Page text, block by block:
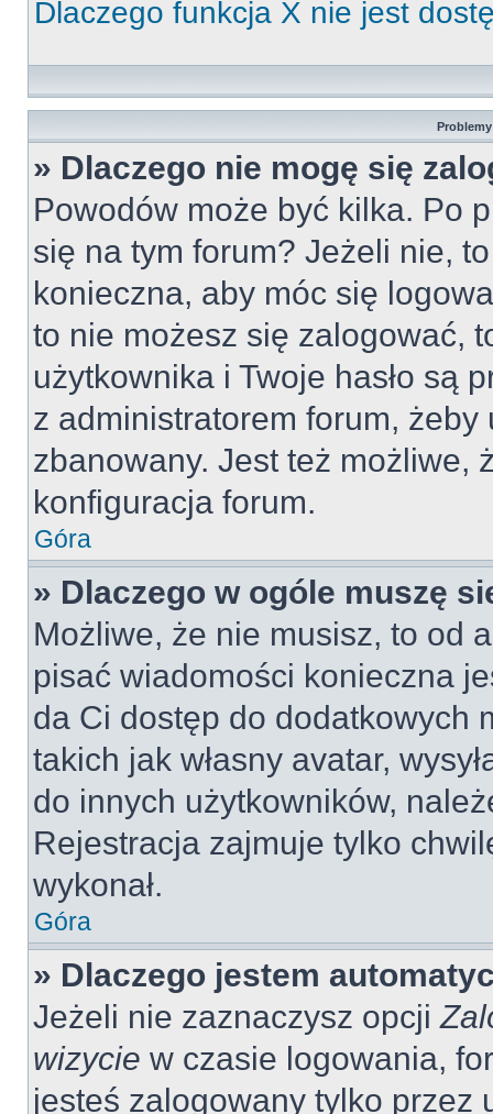
Dlaczego funkcja X nie jest
» Dlaczego nie mogę się
Powodów może być kilka. Po
się na tym forum? Jeżeli nie,
konieczna, aby móc się
to nie możesz się zalogować,
użytkownika i Twoje hasło są
z administratorem forum, żeby
zbanowany. Jest też możliwe,
konfiguracja forum.
Góra
» Dlaczego w ogóle muszę
Możliwe, że nie musisz, to od
pisać wiadomości konieczna
da Ci dostęp do dodatkowych
takich jak własny avatar,
do innych użytkowników,
Rejestracja zajmuje tylko
wykonał.
Góra
» Dlaczego jestem
Jeżeli nie zaznaczysz opcji
wizycie w czasie logowania,
jesteś zalogowany tylko przez